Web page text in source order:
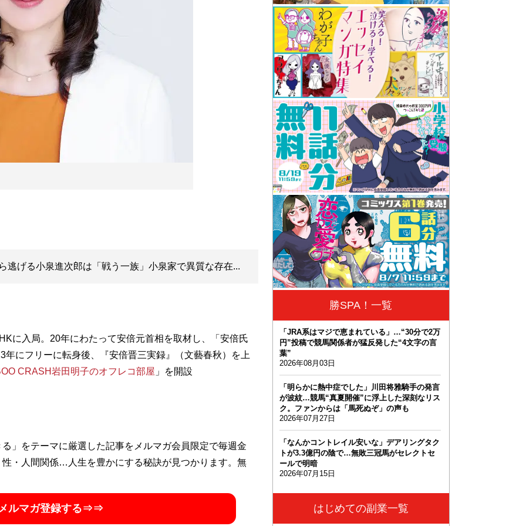
逃げる小泉進次郎は「戦う一族」小泉家で異質な存在...
に入局。20年にわたって安倍元首相を取材し、「安倍氏
年にフリーに転身後、『安倍晋三実録』（文藝春秋）を上
CRASH岩田明子のオフレコ部屋 」を開設
」をテーマに厳選した記事をメルマガ会員限定で毎週金
・人間関係…人生を豊かにする秘訣が見つかります。無
ルマガ登録する⇒⇒
勝SPA！一覧
「JRA系はマジで恵まれている」…“30分で2万
円”投稿で競馬関係者が猛反発した“4文字の言
葉”
2026年08月03日
「明らかに熱中症でした」川田将雅騎手の発言
が波紋…競馬“真夏開催”に浮上した深刻なリス
ク。ファンからは「馬死ぬぞ」の声も
2026年07月27日
「なんかコントレイル安いな」デアリングタク
トが3.3億円の陰で…無敗三冠馬がセレクトセ
ールで明暗
2026年07月15日
はじめての副業一覧